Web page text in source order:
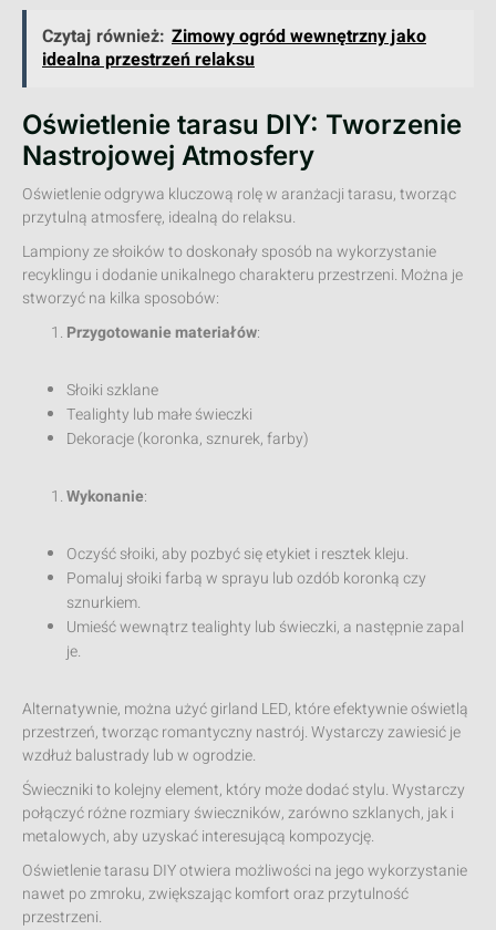
Czytaj również: Zimowy ogród wewnętrzny jako
idealna przestrzeń relaksu
Oświetlenie tarasu DIY: Tworzenie
Nastrojowej Atmosfery
Oświetlenie odgrywa kluczową rolę w aranżacji tarasu, tworząc
przytulną atmosferę, idealną do relaksu.
Lampiony ze słoików to doskonały sposób na wykorzystanie
recyklingu i dodanie unikalnego charakteru przestrzeni. Można je
stworzyć na kilka sposobów:
Przygotowanie materiałów:
Słoiki szklane
Tealighty lub małe świeczki
Dekoracje (koronka, sznurek, farby)
Wykonanie:
Oczyść słoiki, aby pozbyć się etykiet i resztek kleju.
Pomaluj słoiki farbą w sprayu lub ozdób koronką czy
sznurkiem.
Umieść wewnątrz tealighty lub świeczki, a następnie zapal
je.
Alternatywnie, można użyć girland LED, które efektywnie oświetlą
przestrzeń, tworząc romantyczny nastrój. Wystarczy zawiesić je
wzdłuż balustrady lub w ogrodzie.
Świeczniki to kolejny element, który może dodać stylu. Wystarczy
połączyć różne rozmiary świeczników, zarówno szklanych, jak i
metalowych, aby uzyskać interesującą kompozycję.
Oświetlenie tarasu DIY otwiera możliwości na jego wykorzystanie
nawet po zmroku, zwiększając komfort oraz przytulność
przestrzeni.